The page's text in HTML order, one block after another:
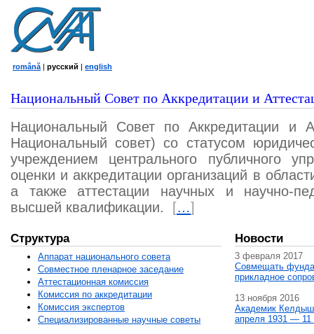
română | русский | english
Национальный Совет по Аккредитации и
Национальный Совет по Аккредитации и
Национальный совет) со статусом
учреждением центрального публичного
оценки и аккредитации организаций в
а также аттестации научных и научно-
высшей квалификации.
[…]
Структура
Аппарат национального совета
Совместное пленарное заседание
Аттестационная комисcия
Комиссия по аккредитации
Комиссия экспертов
Специализированные научные советы
Новости
3 февраля 2017
Совмещать
прикладное
13 ноября 2016
Академик
апреля 1931 — 11